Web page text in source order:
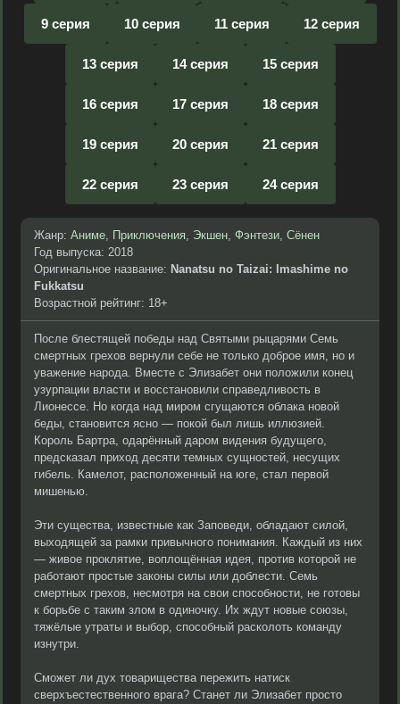
9 серия 10 серия 11 серия 12 серия
13 серия 14 серия 15 серия
16 серия 17 серия 18 серия
19 серия 20 серия 21 серия
22 серия 23 серия 24 серия
Жанр: Аниме, Приключения, Экшен, Фэнтези, Сёнен
Год выпуска: 2018
Оригинальное название: Nanatsu no Taizai: Imashime no
Fukkatsu
Возрастной рейтинг: 18+
После блестящей победы над Святыми рыцарями Семь
смертных грехов вернули себе не только доброе имя, но и
уважение народа. Вместе с Элизабет они положили конец
узурпации власти и восстановили справедливость в
Лионессе. Но когда над миром сгущаются облака новой
беды, становится ясно — покой был лишь иллюзией.
Король Бартра, одарённый даром видения будущего,
предсказал приход десяти темных сущностей, несущих
гибель. Камелот, расположенный на юге, стал первой
мишенью.
Эти существа, известные как Заповеди, обладают силой,
выходящей за рамки привычного понимания. Каждый из них
— живое проклятие, воплощённая идея, против которой не
работают простые законы силы или доблести. Семь
смертных грехов, несмотря на свои способности, не готовы
к борьбе с таким злом в одиночку. Их ждут новые союзы,
тяжёлые утраты и выбор, способный расколоть команду
изнутри.
Сможет ли дух товарищества пережить натиск
сверхъестественного врага? Станет ли Элизабет просто